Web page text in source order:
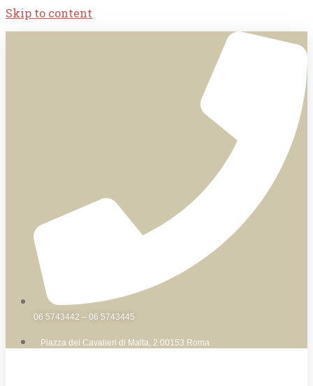
Skip to content
06 5743442 – 06 5743445
Piazza dei Cavalieri di Malta, 2 00153 Roma